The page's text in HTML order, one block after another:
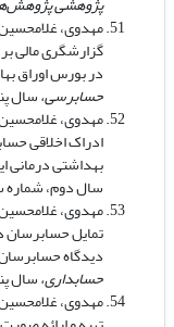
گزارشگری مالی
در بورس اوراق
حسابرسی،سال
ادراک اخلاقی
بهداشتی درمانی
سال دوم، شماره
تمایل حسابرسان
دیدگاه
حسابداری،سال پنجم،